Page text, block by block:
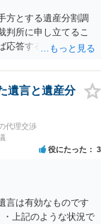
方とする遺産分割調
判所に申し立てるこ
応答する可能性がま
要書類をてきぱきと
い。
遺言と遺産分
代理交渉
役にたった 3
言は有効なものです
上記のような状況で